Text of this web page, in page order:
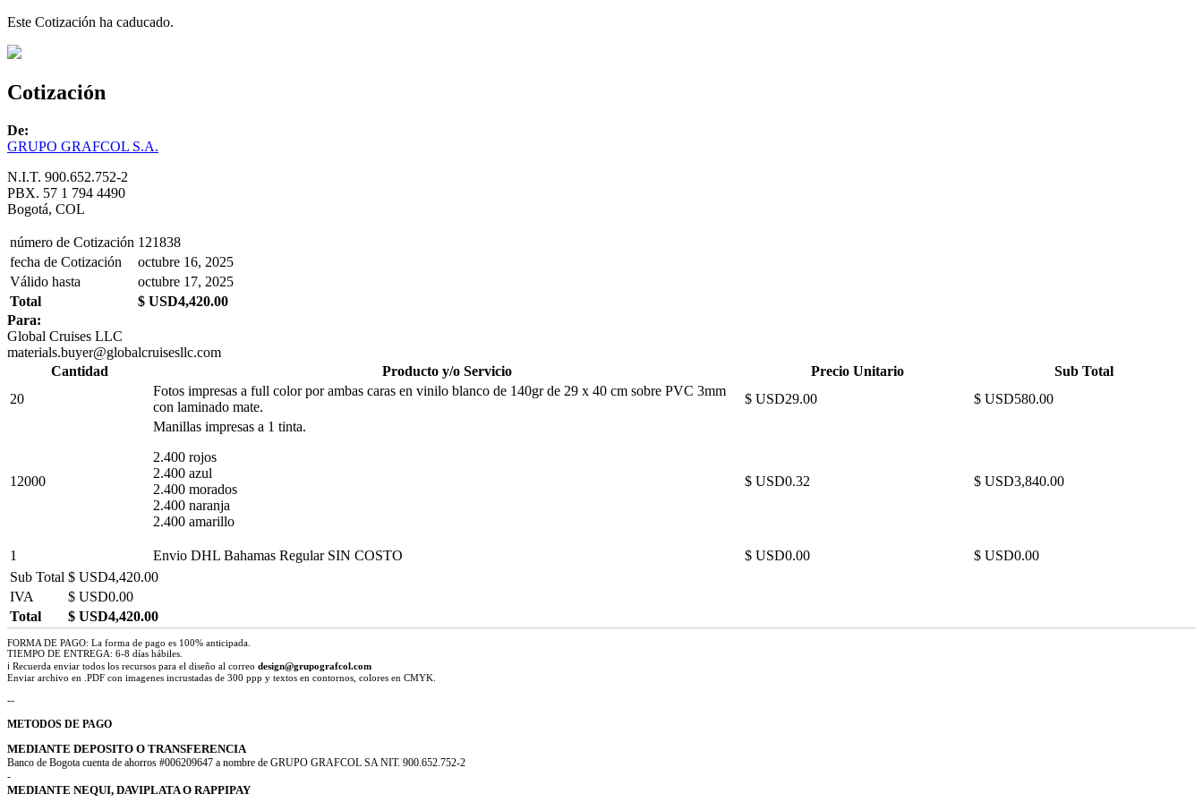
Este Cotización ha caducado.
Cotización
De:
GRUPO GRAFCOL S.A.
N.I.T. 900.652.752-2
PBX. 57 1 794 4490
Bogotá, COL
número de Cotización 121838
fecha de Cotización
octubre 16, 2025
Válido hasta
octubre 17, 2025
Total
$ USD4,420.00
Para:
Global Cruises LLC
materials.buyer@globalcruisesllc.com
Cantidad
Producto y/o Servicio Precio Unitario
Sub Total
20
Fotos impresas a full color por ambas caras en vinilo blanco de 140gr de 29 x 40 cm sobre PVC 3mm
con laminado mate.
$ USD29.00 $ USD580.00
12000
Manillas impresas a 1 tinta.
2.400 rojos
2.400 azul
2.400 morados
2.400 naranja
2.400 amarillo
$ USD0.32 $ USD3,840.00
1 Envio DHL Bahamas Regular SIN COSTO $ USD0.00
$ USD0.00
Sub Total $ USD4,420.00
IVA
$ USD0.00
Total
$ USD4,420.00
FORMA DE PAGO: La forma de pago es 100% anticipada.
TIEMPO DE ENTREGA: 6-8 días hábiles.
ℹ Recuerda enviar todos los recursos para el diseño al correo design@grupografcol.com
Enviar archivo en .PDF con imagenes incrustadas de 300 ppp y textos en contornos, colores en CMYK.
--
METODOS DE PAGO
MEDIANTE DEPOSITO O TRANSFERENCIA
Banco de Bogota cuenta de ahorros #006209647 a nombre de GRUPO GRAFCOL SA NIT. 900.652.752-2
-
MEDIANTE NEQUI, DAVIPLATA O RAPPIPAY